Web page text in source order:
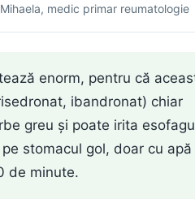
medic primar reumatologie
enorm, pentru că
ibandronat) chiar
greu și poate irita
stomacul gol, doar cu apă
de minute.